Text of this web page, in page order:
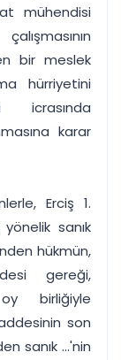
mühendisi
bir meslek
hürriyetini
icrasında
karar
Erciş 1.
sanık
hükmün,
gereği,
birliğiyle
son
sanık ...'nin